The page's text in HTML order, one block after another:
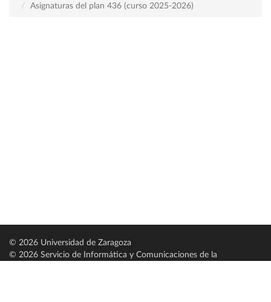
Asignaturas del plan 436 (curso 2025-2026)
© 2026 Universidad de Zaragoza
© 2026 Servicio de Informática y Comunicaciones de la